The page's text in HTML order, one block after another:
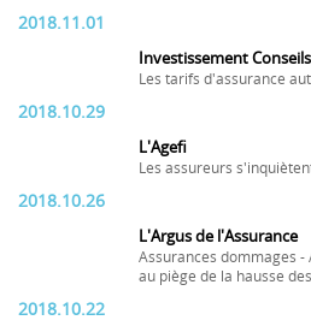
2018.11.01
Investissement Conseils
Les tarifs d'assurance
2018.10.29
L'Agefi
Les assureurs
2018.10.26
L'Argus de l'Assurance
Assurances dommages
au piège de la hausse
2018.10.22